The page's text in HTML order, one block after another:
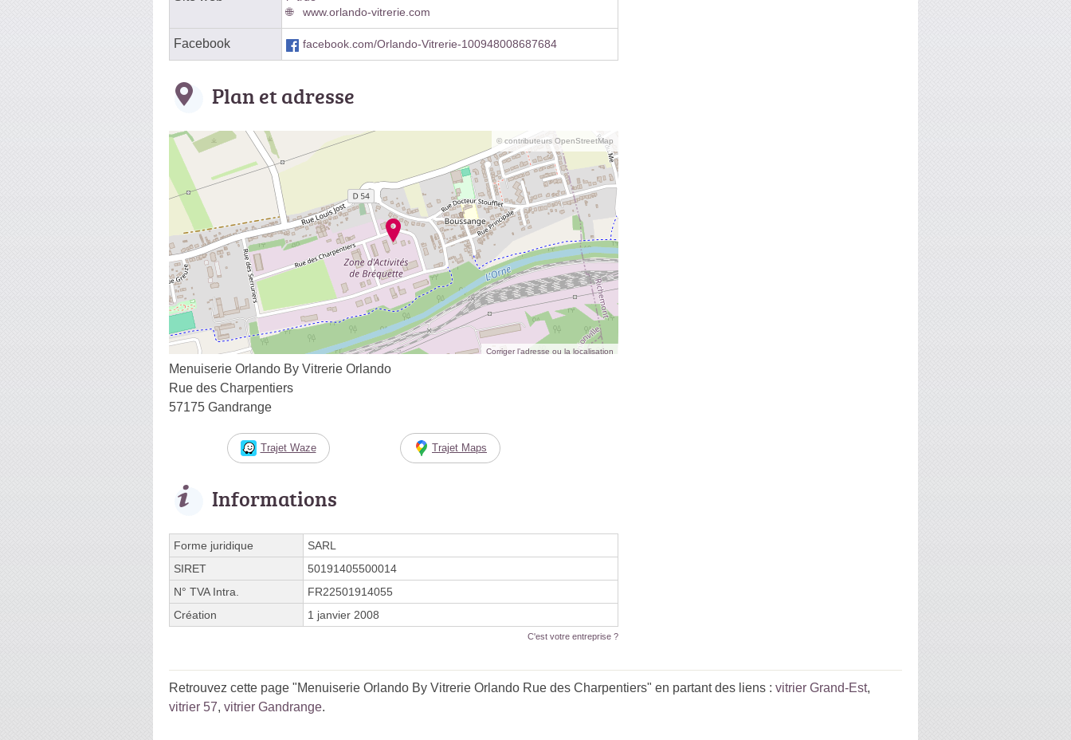
www.orlando-vitrerie.com
Facebook facebook.com/Orlando-Vitrerie-100948008687684
Plan et adresse
© contributeurs OpenStreetMap
Corriger l’adresse ou la localisation
Menuiserie Orlando By Vitrerie Orlando
Rue des Charpentiers
57175 Gandrange
Trajet Waze Trajet Maps
Informations
Forme juridique
SARL
SIRET
50191405500014
N° TVA Intra.
FR22501914055
Création
1 janvier 2008
C'est votre entreprise ?
Retrouvez cette page "Menuiserie Orlando By Vitrerie Orlando Rue des Charpentiers" en partant des liens : vitrier Grand-Est,
vitrier 57, vitrier Gandrange.